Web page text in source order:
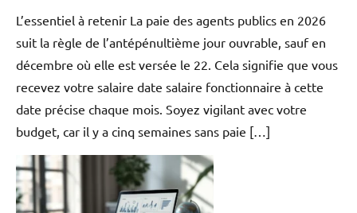
L’essentiel à retenir La paie des agents publics en 2026
suit la règle de l’antépénultième jour ouvrable, sauf en
décembre où elle est versée le 22. Cela signifie que vous
recevez votre salaire date salaire fonctionnaire à cette
date précise chaque mois. Soyez vigilant avec votre
budget, car il y a cinq semaines sans paie […]